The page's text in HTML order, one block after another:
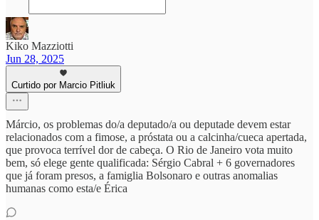
Kiko Mazziotti
Jun 28, 2025
Curtido por Marcio Pitliuk
Márcio, os problemas do/a deputado/a ou deputade devem estar
relacionados com a fimose, a próstata ou a calcinha/cueca apertada,
que provoca terrível dor de cabeça. O Rio de Janeiro vota muito
bem, só elege gente qualificada: Sérgio Cabral + 6 governadores
que já foram presos, a famiglia Bolsonaro e outras anomalias
humanas como esta/e Érica